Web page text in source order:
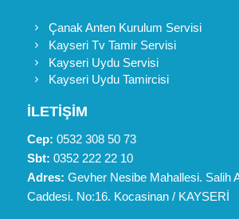
Çanak Anten Kurulum Servisi
Kayseri Tv Tamir Servisi
Kayseri Uydu Servisi
Kayseri Uydu Tamircisi
İLETİŞİM
Cep: 0532 308 50 73
Sbt: 0352 222 22 10
Adres: Gevher Nesibe Mahallesi. Salih
Caddesi. No:16. Kocasinan / KAYSERİ